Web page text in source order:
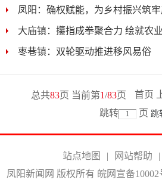
凤阳：确权赋能，为乡村振兴筑
大庙镇：攥指成拳聚合力 绘就农
枣巷镇：双轮驱动推进移风易俗
总共83页 当前第1/83页 首页
跳转
页
站点地图 | 网站帮助 |
凤阳新闻网 版权所有 皖网宣备10002